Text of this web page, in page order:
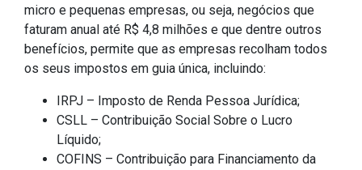
micro e pequenas empresas, ou seja, negócios que
faturam anual até R$ 4,8 milhões e que dentre outros
benefícios, permite que as empresas recolham todos
os seus impostos em guia única, incluindo:
IRPJ – Imposto de Renda Pessoa Jurídica;
CSLL – Contribuição Social Sobre o Lucro
Líquido;
COFINS – Contribuição para Financiamento da